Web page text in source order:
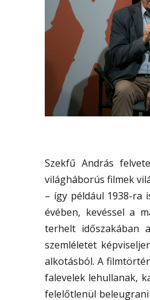
Szekfű András
világháborús filmek
– így például 1938-ra
évében, kevéssel a
terhelt időszakában
szemléletet
alkotásból. A
falevelek lehullanak,
felelőtlenül